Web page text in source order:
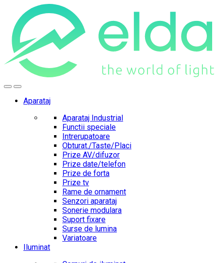
navigation
content
Aparataj
Aparataj Industrial
Functii speciale
Intrerupatoare
Obturat./Taste/Placi
Prize AV/difuzor
Prize date/telefon
Prize de forta
Prize tv
Rame de ornament
Senzori aparataj
Sonerie modulara
Suport fixare
Surse de lumina
Variatoare
Iluminat